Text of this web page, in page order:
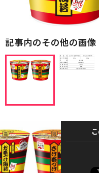
記事内のその他の画像